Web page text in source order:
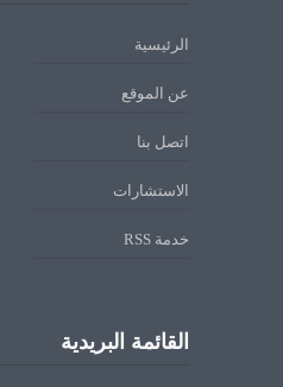
الرئيسية
عن الموقع
اتصل بنا
الاستشارات
خدمة RSS
القائمة البريدية